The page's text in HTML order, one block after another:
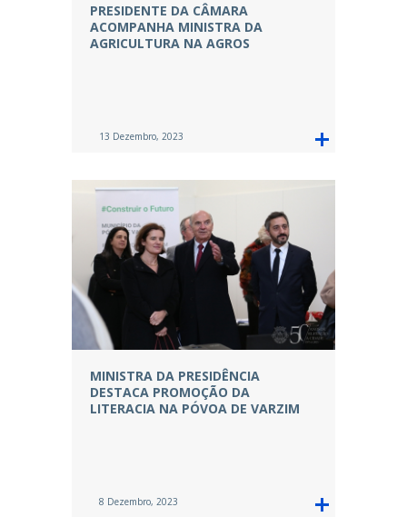
PRESIDENTE DA CÂMARA
ACOMPANHA MINISTRA DA
AGRICULTURA NA AGROS
13 Dezembro, 2023
MINISTRA DA PRESIDÊNCIA
DESTACA PROMOÇÃO DA
LITERACIA NA PÓVOA DE VARZIM
8 Dezembro, 2023